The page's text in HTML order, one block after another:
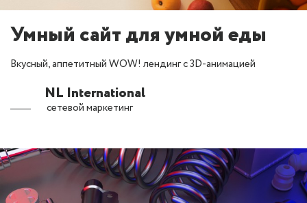
Умный сайт для умной еды
Вкусный, аппетитный WOW! лендинг с 3D-анимацией
NL International
сетевой маркетинг